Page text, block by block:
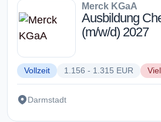
Merck KGaA
Ausbildung
(m/w/d) 2027
Vollzeit 1.156 - 1.315 EUR
Darmstadt